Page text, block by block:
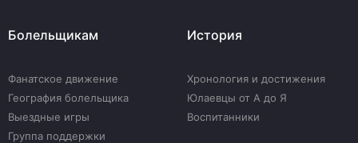
Болельщикам
Фанатское движение
География болельщика
Выездные игры
Группа поддержки
История
Хронология и достижения
Юлаевцы от А до Я
Воспитанники